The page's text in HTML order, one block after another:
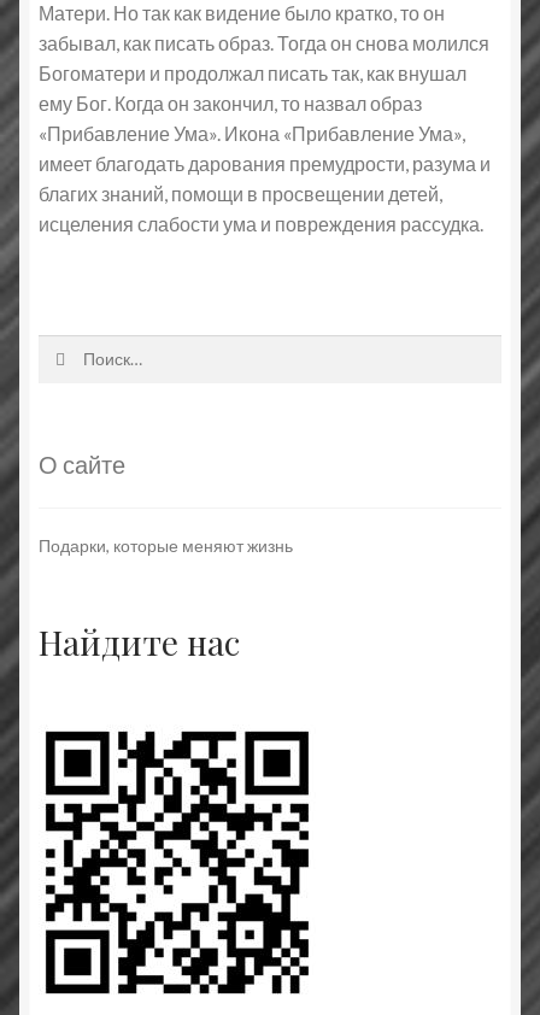
Матери. Но так как видение было кратко, то он
забывал, как писать образ. Тогда он снова молился
Богоматери и продолжал писать так, как внушал
ему Бог. Когда он закончил, то назвал образ
«Прибавление Ума». Икона «Прибавление Ума»,
имеет благодать дарования премудрости, разума и
благих знаний, помощи в просвещении детей,
исцеления слабости ума и повреждения рассудка.
О сайте
Подарки, которые меняют жизнь
Найдите нас